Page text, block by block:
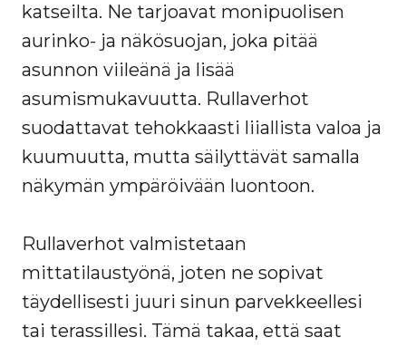
katseilta. Ne tarjoavat monipuolisen
aurinko- ja näkösuojan, joka pitää
asunnon viileänä ja lisää
asumismukavuutta. Rullaverhot
suodattavat tehokkaasti liiallista valoa ja
kuumuutta, mutta säilyttävät samalla
näkymän ympäröivään luontoon.
Rullaverhot valmistetaan
mittatilaustyönä, joten ne sopivat
täydellisesti juuri sinun parvekkeellesi
tai terassillesi. Tämä takaa, että saat